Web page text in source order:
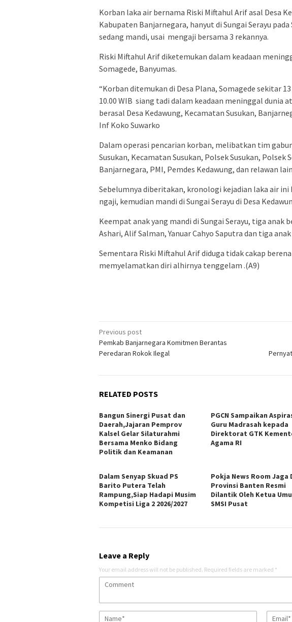
Korban laka air bernama Riski Miftahul Arif asal Desa
Kabupaten Banjarnegara, hanyut di Sungai Serayu
sedang mandi, usai mengaji bersama 3 rekannya.
Riski Miftahul Arif diketemukan dalam keadaan
Somagede, Banyumas.
“Korban ditemukan di Desa Plana, Somagede sekitar
10.00 WIB siang tadi dalam keadaan meninggal dunia
berasal Desa Kedawung, Kecamatan Susukan,
Inf Koko Suwarko
Dalam operasi pencarian korban, melibatkan tim
Susukan, Kecamatan Susukan, Polsek Susukan, Polsek
Banjarnegara, PMI, Pemdes Kedawung, dan relawan
Sebelumnya diberitakan, kronologi kejadian laka air
ngaji, kemudian mandi di Sungai Serayu di Desa
Keempat anak yang mandi di Sungai Serayu, tiga anak
Ashari, Alif Salman, Yanuar Cahyo Saputra dan tiga
Sementara Riski Miftahul Arif diduga tidak cakap
memyelamatkan diri alhirnya tenggelam .(A9)
Post
navigation
Previous post
Pemkab Banjarnegara Komitmen Berantas
Peredaran Rokok Ilegal
RELATED POSTS
Bangun Sinergi Pusat dan
Daerah,Jajaran Pemprov
Kalsel Gelar Silaturahmi
Bersama Menko Bidang
Politik dan Keamanan
PGCN Sampaikan
Guru Madrasah kepada
Direktorat GTK
Agama RI
Dalam Senyap Skuad PS
Barito Putera Telah
Rampung,Siap Hadapi Musim
Kompetisi Liga 2 2026/2027
Pokja News Room Jaga
Provinsi Banten Resmi
Dilantik Oleh Ketua
SMSI Pusat
Leave a Reply
Your email address will not be published. Required fields are marked *